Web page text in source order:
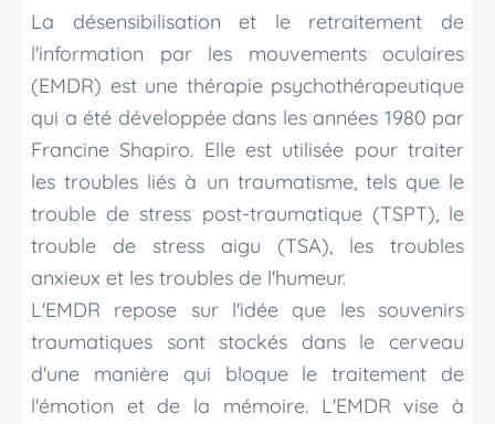
La désensibilisation et le retraitement de
l'information par les mouvements oculaires
(EMDR) est une thérapie psychothérapeutique
qui a été développée dans les années 1980 par
Francine Shapiro. Elle est utilisée pour traiter
les troubles liés à un traumatisme, tels que le
trouble de stress post-traumatique (TSPT), le
trouble de stress aigu (TSA), les troubles
anxieux et les troubles de l'humeur.
L'EMDR repose sur l'idée que les souvenirs
traumatiques sont stockés dans le cerveau
d'une manière qui bloque le traitement de
l'émotion et de la mémoire. L'EMDR vise à